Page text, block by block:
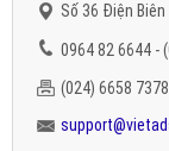
Số 36 Điện Biên
0964 82 6644 -
(024) 6658 7378